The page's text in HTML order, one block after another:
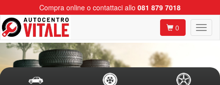
Compra online o contattaci allo 081 879 7018
0